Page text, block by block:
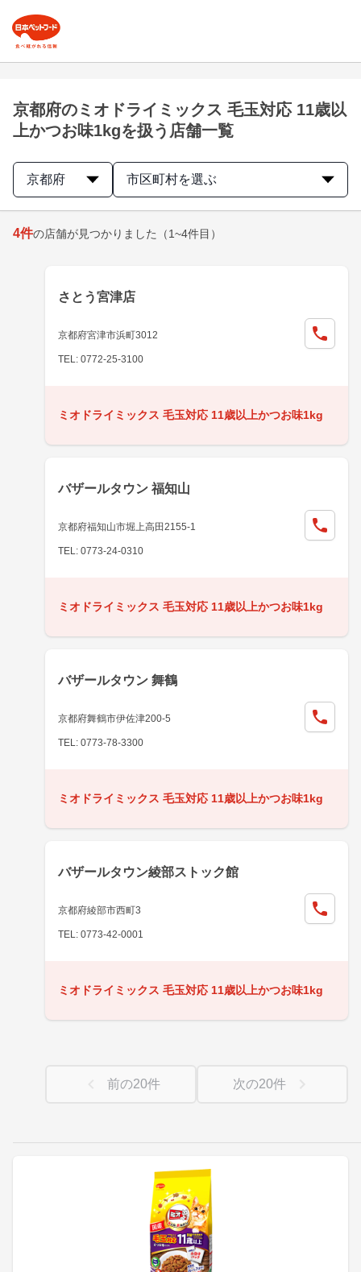
京都府のミオドライミックス 毛玉対応 11歳以
上かつお味1kgを扱う店舗一覧
京都府 市区町村を選ぶ
4件の店舗が見つかりました （1~4件目）
さとう宮津店
京都府宮津市浜町3012
TEL: 0772-25-3100
ミオドライミックス 毛玉対応 11歳以上かつお味1kg
バザールタウン 福知山
京都府福知山市堀上高田2155-1
TEL: 0773-24-0310
ミオドライミックス 毛玉対応 11歳以上かつお味1kg
バザールタウン 舞鶴
京都府舞鶴市伊佐津200-5
TEL: 0773-78-3300
ミオドライミックス 毛玉対応 11歳以上かつお味1kg
バザールタウン綾部ストック館
京都府綾部市西町3
TEL: 0773-42-0001
ミオドライミックス 毛玉対応 11歳以上かつお味1kg
前の20件 次の20件